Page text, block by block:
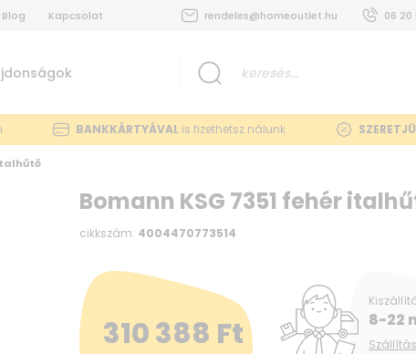
Blog Kapcsolat rendeles@homeoutlet.hu 06 20
BANKKÁRTYÁVAL is fizethetsz nálunk
Bomann KSG 7351 fehér
cikkszám: 4004470773514
310 388 Ft 8-22